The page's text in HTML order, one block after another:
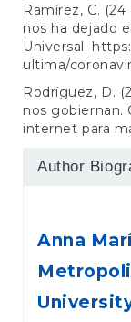
Ramírez, C.
nos ha dejado
Universal.
ultima/
Rodríguez, D.
nos gobiernan.
internet para
Author
Anna